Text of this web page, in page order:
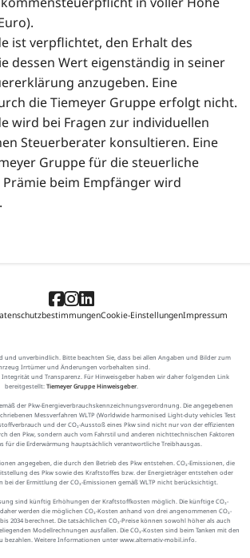
ist verpflichtet, den Erhalt des
dessen Wert eigenständig in seiner
anzugeben. Eine
die Tiemeyer Gruppe erfolgt nicht.
wird bei Fragen zur individuellen
Steuerberater konsultieren. Eine
Gruppe für die steuerliche
beim Empfänger wird
Cookie-EinstellungenImpressum
und unverbindlich. Bitte beachten Sie, dass bei allen Angaben und Bilder zum
Irrtümer und Änderungen vorbehalten sind.
Integrität und Transparenz. Für Hinweisgeber haben wir daher folgenden Link
bereitgestellt: Tiemeyer Gruppe Hinweisgeber.
der Pkw-Energieverbrauchskennzeichnungsverordnung. Die angegebenen
Messverfahren WLTP (Worldwide harmonised Light-duty vehicles Test
und der CO₂-Ausstoß eines Pkw sind nicht nur von der effizienten
den Pkw, sondern auch vom Fahrstil und anderen nichttechnischen Faktoren
für die Erderwärmung hauptsächlich verantwortliche Treibhausgas.
angegeben, die durch den Betrieb des Pkw entstehen. CO₂-Emissionen, die
des Pkw sowie des Kraftstoffes bzw. der Energieträger entstehen oder
bei der Ermittlung der CO₂-Emissionen gemäß WLTP nicht berücksichtigt.
sind künftig Erhöhungen der Kraftstoffkosten möglich. Die künftige CO₂-
werden die möglichen CO₂-Kosten anhand von drei angenommenen CO₂-
2034 berechnet. Die tatsächlichen CO₂-Preise können sowohl höher als auch
Modellrechnungen ausfallen. Die CO₂-Kosten sind beim Tanken mit den
bezahlen. Weitere Informationen unter www.alternativ-mobil.info.